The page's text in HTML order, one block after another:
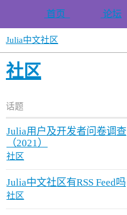
首页 论坛
Julia中文社区
社区
话题
Julia用户及开发者问卷调查
（2021）
社区
Julia中文社区有RSS Feed吗
社区